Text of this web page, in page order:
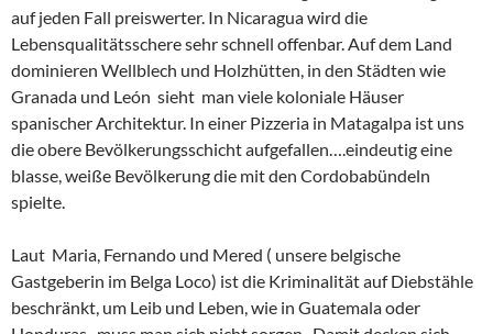
auf jeden Fall preiswerter. In Nicaragua wird die
Lebensqualitätsschere sehr schnell offenbar. Auf dem Land
dominieren Wellblech und Holzhütten, in den Städten wie
Granada und León sieht man viele koloniale Häuser
spanischer Architektur. In einer Pizzeria in Matagalpa ist uns
die obere Bevölkerungsschicht aufgefallen….eindeutig eine
blasse, weiße Bevölkerung die mit den Cordobabündeln
spielte.
Laut Maria, Fernando und Mered ( unsere belgische
Gastgeberin im Belga Loco) ist die Kriminalität auf Diebstähle
beschränkt, um Leib und Leben, wie in Guatemala oder